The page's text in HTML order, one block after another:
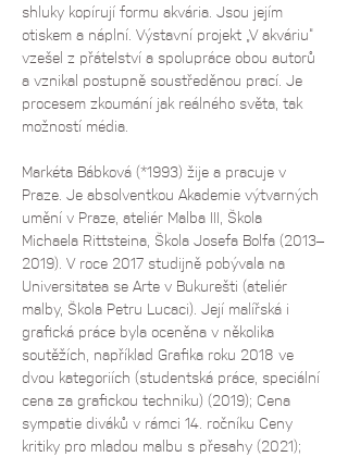
shluky kopírují formu akvária. Jsou jejím
otiskem a náplní. Výstavní projekt „V akváriu“
vzešel z přátelství a spolupráce obou autorů
a vznikal postupně soustředěnou prací. Je
procesem zkoumání jak reálného světa, tak
možností média.
Markéta Bábková (*1993) žije a pracuje v
Praze. Je absolventkou Akademie výtvarných
umění v Praze, ateliér Malba III, Škola
Michaela Rittsteina, Škola Josefa Bolfa (2013–
2019). V roce 2017 studijně pobývala na
Universitatea se Arte v Bukurešti (ateliér
malby, Škola Petru Lucaci). Její malířská i
grafická práce byla oceněna v několika
soutěžích, například Grafika roku 2018 ve
dvou kategoriích (studentská práce, speciální
cena za grafickou techniku) (2019); Cena
sympatie diváků v rámci 14. ročníku Ceny
kritiky pro mladou malbu s přesahy (2021);